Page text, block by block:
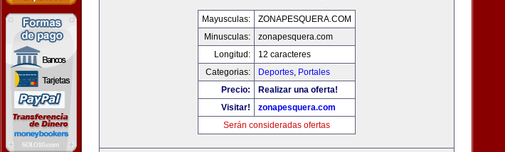
Mayusculas:
ZONAPESQUERA.COM
Minusculas:
zonapesquera.com
Longitud:
12 caracteres
Categorias:
Deportes, Portales
Precio:
Realizar una oferta!
Visitar!
zonapesquera.com
Serán consideradas ofertas